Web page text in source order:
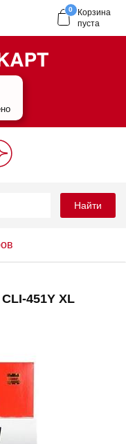
0
Корзина
пуста
Найти
451Y XL